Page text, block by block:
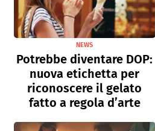
NEWS
Potrebbe diventare DOP:
nuova etichetta per
riconoscere il gelato
fatto a regola d’arte